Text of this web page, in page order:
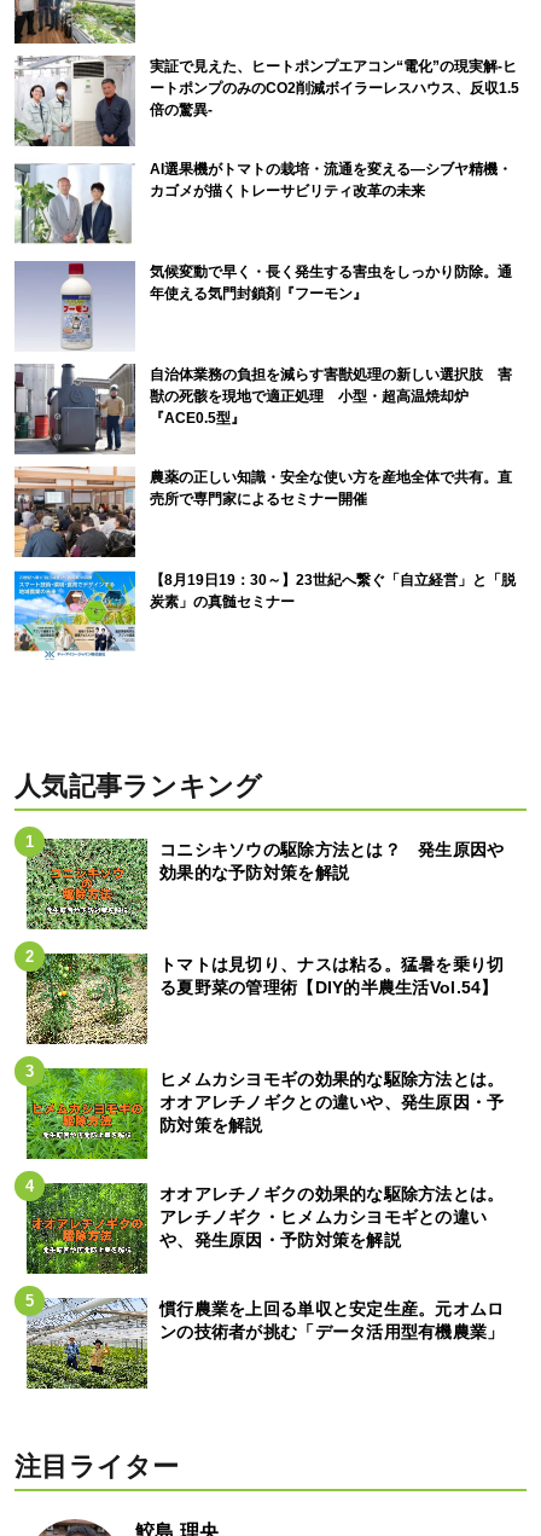
実証で見えた、ヒートポンプエアコン“電化”の現実解-ヒ
ートポンプのみのCO2削減ボイラーレスハウス、反収1.5
倍の驚異-
AI選果機がトマトの栽培・流通を変える―シブヤ精機・
カゴメが描くトレーサビリティ改革の未来
気候変動で早く・長く発生する害虫をしっかり防除。通
年使える気門封鎖剤『フーモン』
自治体業務の負担を減らす害獣処理の新しい選択肢 害
獣の死骸を現地で適正処理 小型・超高温焼却炉
『ACE0.5型』
農薬の正しい知識・安全な使い方を産地全体で共有。直
売所で専門家によるセミナー開催
【8月19日19：30～】23世紀へ繋ぐ「自立経営」と「脱
炭素」の真髄セミナー
人気記事ランキング
コニシキソウの駆除方法とは？ 発生原因や
効果的な予防対策を解説
トマトは見切り、ナスは粘る。猛暑を乗り切
る夏野菜の管理術【DIY的半農生活Vol.54】
ヒメムカシヨモギの効果的な駆除方法とは。
オオアレチノギクとの違いや、発生原因・予
防対策を解説
オオアレチノギクの効果的な駆除方法とは。
アレチノギク・ヒメムカシヨモギとの違い
や、発生原因・予防対策を解説
慣行農業を上回る単収と安定生産。元オムロ
ンの技術者が挑む「データ活用型有機農業」
注目ライター
鮫島 理央